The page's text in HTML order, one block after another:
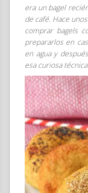
era un bagel
de café. Hace
comprar bagels
prepararlos en
en agua y
esa curiosa